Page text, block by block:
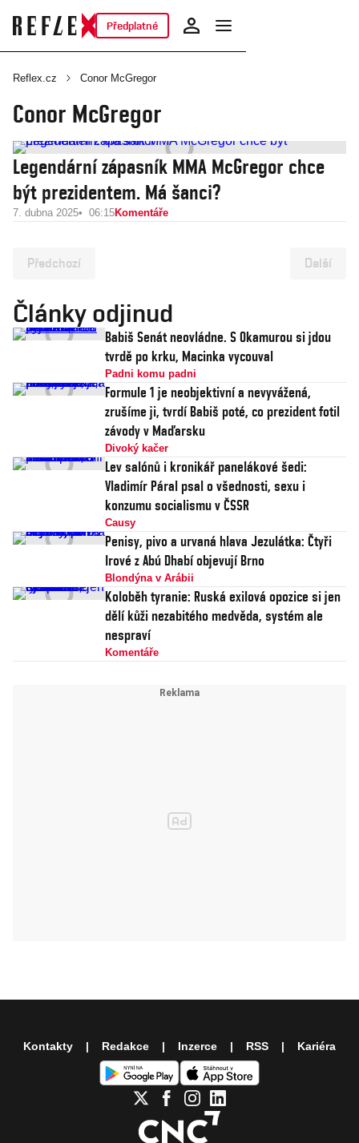
Předplatné
Reflex.cz Conor McGregor
Conor McGregor
Legendární zápasník MMA McGregor chce
být prezidentem. Má šanci?
7. dubna 2025 06:15Komentáře
Předchozí Další
Články odjinud
Babiš Senát neovládne. S Okamurou si jdou
tvrdě po krku, Macinka vycouval
Padni komu padni
Formule 1 je neobjektivní a nevyvážená,
zrušíme ji, tvrdí Babiš poté, co prezident fotil
závody v Maďarsku
Divoký kačer
Lev salónů i kronikář panelákové šedi:
Vladimír Páral psal o všednosti, sexu i
konzumu socialismu v ČSSR
Causy
Penisy, pivo a urvaná hlava Jezulátka: Čtyři
Irové z Abú Dhabí objevují Brno
Blondýna v Arábii
Koloběh tyranie: Ruská exilová opozice si jen
dělí kůži nezabitého medvěda, systém ale
nespraví
Komentáře
Kontakty Redakce Inzerce RSS Kariéra